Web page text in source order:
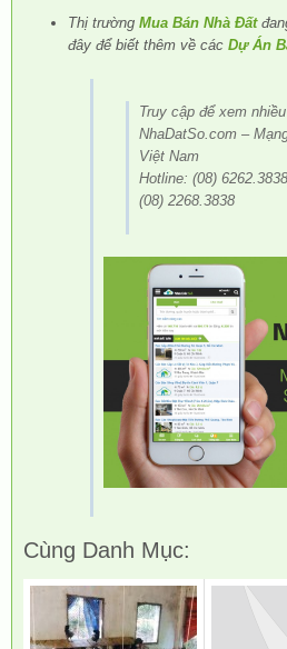
Thị trường Mua Bán Nhà Đất
đây để biết thêm về các Dự Án
Truy cập để xem
NhaDatSo.com –
Việt Nam
Hotline: (08)
(08) 2268.3838
Cùng Danh Mục: